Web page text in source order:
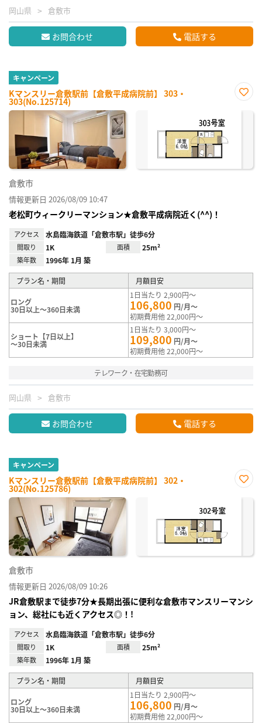
岡山県 倉敷市
お問合わせ 電話する
キャンペーン
Kマンスリー倉敷駅前【倉敷平成病院前】 303・
303(No.125714)
に入
倉敷市
情報更新日 2026/08/09 10:47
老松町ウィークリーマンション★倉敷平成病院近く(^^)！
アクセス 水島臨海鉄道「倉敷市駅」徒歩6分
間取り 1K 面積 25m²
築年数 1996年 1月 築
プラン名・期間 月額目安
ロング
30日以上～360日未満
1日当たり 2,900円～
106,800 円/月～
初期費用他 22,000円～
ショート【7日以上】
～30日未満
1日当たり 3,000円～
109,800 円/月～
初期費用他 22,000円～
テレワーク・在宅勤務可
岡山県 倉敷市
お問合わせ 電話する
キャンペーン
Kマンスリー倉敷駅前【倉敷平成病院前】 302・
302(No.125786)
に入
倉敷市
情報更新日 2026/08/09 10:26
JR倉敷駅まで徒歩7分★長期出張に便利な倉敷市マンスリーマンシ
ョン、総社にも近くアクセス◎！!
アクセス 水島臨海鉄道「倉敷市駅」徒歩6分
間取り 1K 面積 25m²
築年数 1996年 1月 築
プラン名・期間 月額目安
ロング
30日以上～360日未満
1日当たり 2,900円～
106,800 円/月～
初期費用他 22,000円～